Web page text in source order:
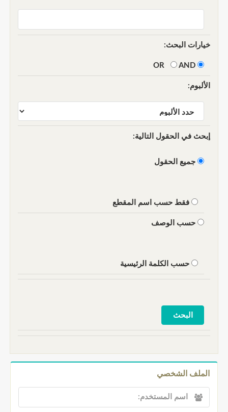
خيارات البحث:
AND
الألبوم:
إبحث في الحقول التالية:
جميع الحقول
فقط حسب اسم المقطع
حسب الوصف
حسب الكلمة الرئيسية
الملف الشخصي